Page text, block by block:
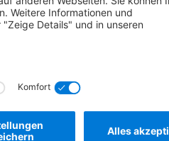
Herstellernummer: